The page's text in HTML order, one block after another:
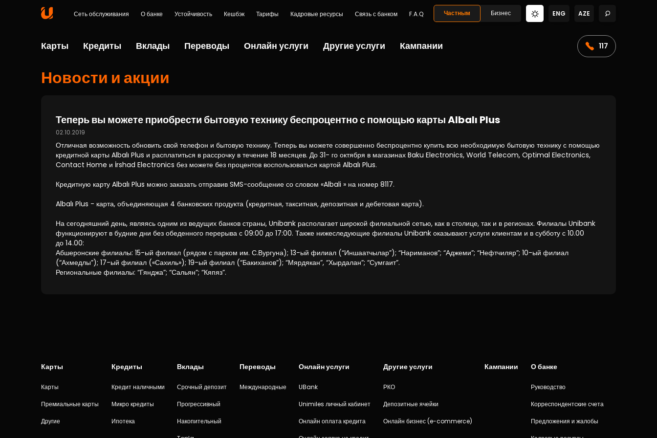
Сеть обслуживания О банке Устойчивость Кешбэк Тарифы Кадровые ресурсы Связь с банком F.A.Q Частным Бизнес ENG AZE
Карты Кредиты Вклады Переводы Онлайн услуги Другие услуги Кампании 117
Новости и акции
Теперь вы можете приобрести бытовую технику беспроцентно с помощью карты Albalı Plus
02.10.2019
Отличная возможность обновить свой телефон и бытовую технику. Теперь вы можете совершенно беспроцентно купить всю необходимую бытовую технику с помощью
кредитной карты Albalı Plus и расплатиться в рассрочку в течение 18 месяцев. До 31- го октября в магазинах Baku Electronics, World Telecom, Optimal Electronics,
Contact Home и İrshad Electronics без можете без процентов воспользоваться картой Albalı Plus.
Кредитную карту Albalı Plus можно заказать отправив SMS-сообщение со словом «Albali » на номер 8117.
Albalı Plus - карта, объединяющая 4 банковских продукта (кредитная, такситная, депозитная и дебетовая карта).
На сегодняшний день, являясь одним из ведущих банков страны, Unibank располагает широкой филиальной сетью, как в столице, так и в регионах. Филиалы Unibank
функционируют в будние дни без обеденного перерыва с 09:00 до 17:00. Также нижеследующие филиалы Unibank оказывают услуги клиентам и в субботу с 10.00
до 14.00:
Абшеронские филиалы: 15-ый филиал (рядом с парком им. С.Вургуна); 13-ый филиал (“Иншаатчылар”); “Нариманов”; “Аджеми”; “Нефтчиляр”; 10-ый филиал
(“Ахмедлы”); 17-ый филиал («Сахиль»); 19-ый филиал (“Бакиханов”); “Мярдякан”, “Хырдалан”; “Сумгаит”.
Региональные филиалы: “Гянджа”; “Сальян”; “Кяпяз”.
Карты
Карты
Премиальные карты
Другие
Кредиты
Кредит наличными
Микро кредиты
Ипотека
Вклады
Срочный депозит
Прогрессивный
Накопительный
Переводы
Международные
Онлайн услуги
UBank
Unimiles личный кабинет
Онлайн оплата кредита
Другие услуги
РКО
Депозитные ячейки
Онлайн бизнес (e-commerce)
Кампании О банке
Руководство
Корреспондентские счета
Предложения и жалобы